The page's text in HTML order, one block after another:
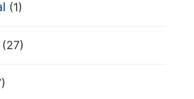
(1)
(27)